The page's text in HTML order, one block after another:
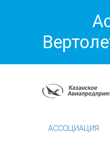
АССОЦИАЦИЯ